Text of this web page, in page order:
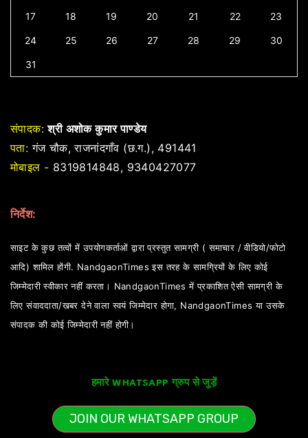
17 18 19 20 21 22 23
24 25 26 27 28 29 30
31
संपादक: श्री अशोक कुमार पाण्डेय
पता: गंज चौक, राजनांदगाँव (छ.ग.), 491441
मोबाइल - 8319814848, 9340427077
निर्देश:
साइट के कुछ तत्वों में उपयोगकर्ताओं द्वारा प्रस्तुत सामग्री ( समाचार / वीडियो/फोटो
आदि) शामिल होंगी. NandgaonTimes इस तरह के सामग्रियों के लिए कोई
जिम्मेदारी स्वीकार नहीं करता। NandgaonTimes में प्रकाशित ऐसी सामग्री के
लिए संवाददाता/खबर देने वाला स्वयं जिम्मेदार होगा, NandgaonTimes या उसके
संपादक की कोई जिम्मेदारी नहीं होगी।
हमारे WHATSAPP ग्रुप से जुड़ें
JOIN OUR WHATSAPP GROUP